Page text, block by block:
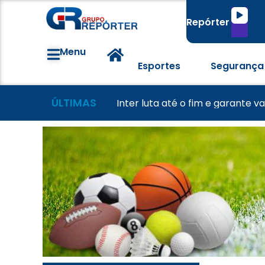
Repórter
Tocador
áudio
Menu
Esportes
Segurança
ÚLTIMAS Morador tem casa destruída
Lei Maria da Penha completa
Inter luta até o fim e garante